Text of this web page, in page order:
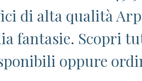
di alta qualità
fantasie. Scopri
oppure